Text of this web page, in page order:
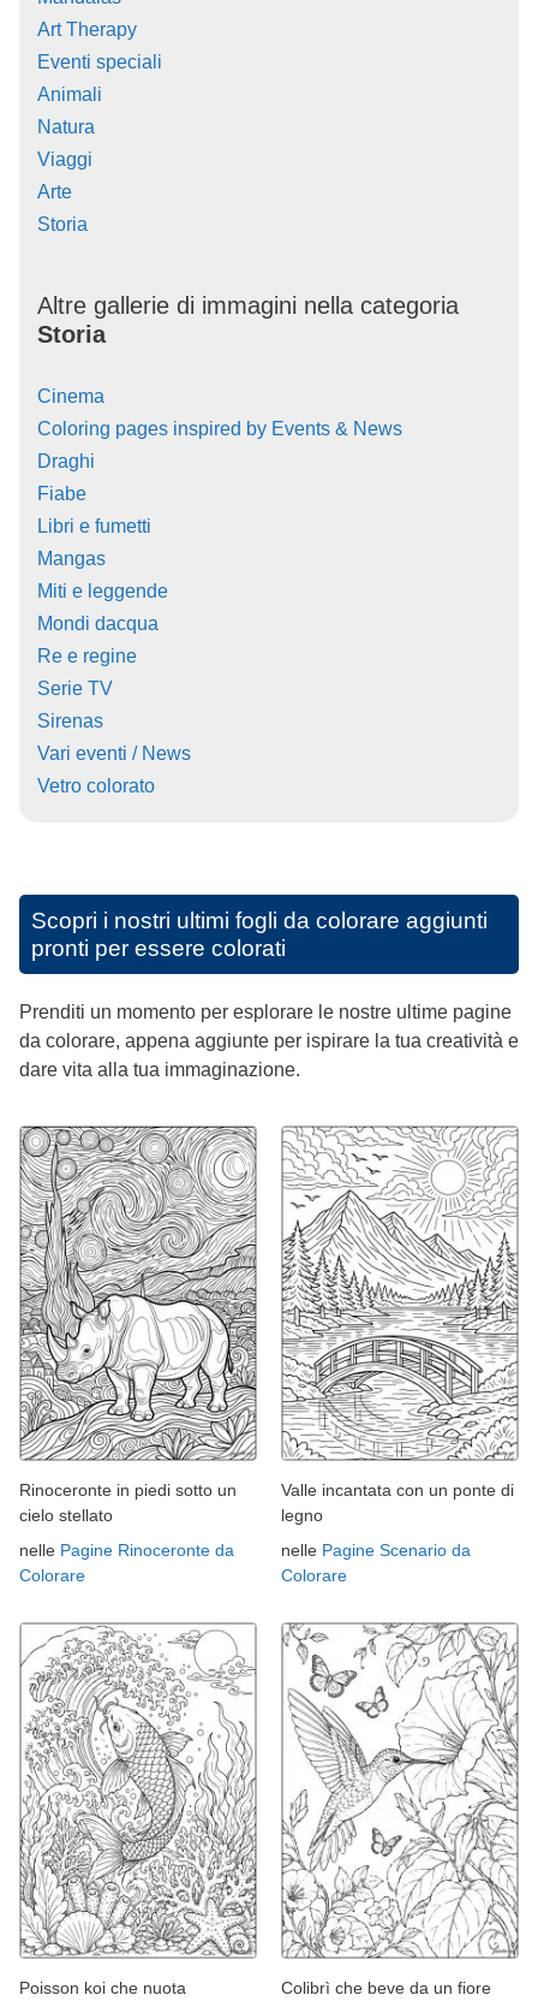
Art Therapy
Eventi speciali
Animali
Natura
Viaggi
Arte
Storia
Altre gallerie di immagini nella categoria
Storia
Cinema
Coloring pages inspired by Events & News
Draghi
Fiabe
Libri e fumetti
Mangas
Miti e leggende
Mondi dacqua
Re e regine
Serie TV
Sirenas
Vari eventi / News
Vetro colorato
Scopri i nostri ultimi fogli da colorare aggiunti
pronti per essere colorati
Prenditi un momento per esplorare le nostre ultime pagine
da colorare, appena aggiunte per ispirare la tua creatività e
dare vita alla tua immaginazione.
Rinoceronte in piedi sotto un
cielo stellato
nelle Pagine Rinoceronte da
Colorare
Valle incantata con un ponte di
legno
nelle Pagine Scenario da
Colorare
Poisson koi che nuota
Colibrì che beve da un fiore